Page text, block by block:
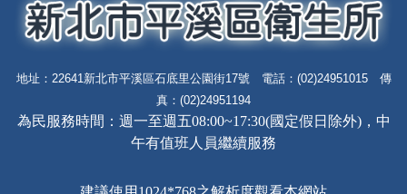
地址：22641新北市平溪區石底里公園街17號 電話：(02)24951015 傳
真：(02)24951194
為民服務時間：週一至週五08:00~17:30(國定假日除外)，中
午有值班人員繼續服務